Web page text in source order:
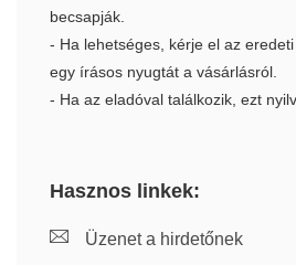
becsapják.
- Ha lehetséges, kérje el az
egy írásos nyugtát a vásárlásról.
- Ha az eladóval találkozik, ezt
Hasznos linkek:
Üzenet a hirdetőnek